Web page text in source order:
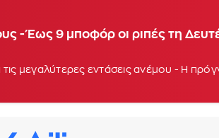
- Έως 9 μποφόρ οι ριπές τη
μεγαλύτερες εντάσεις ανέμου - Η